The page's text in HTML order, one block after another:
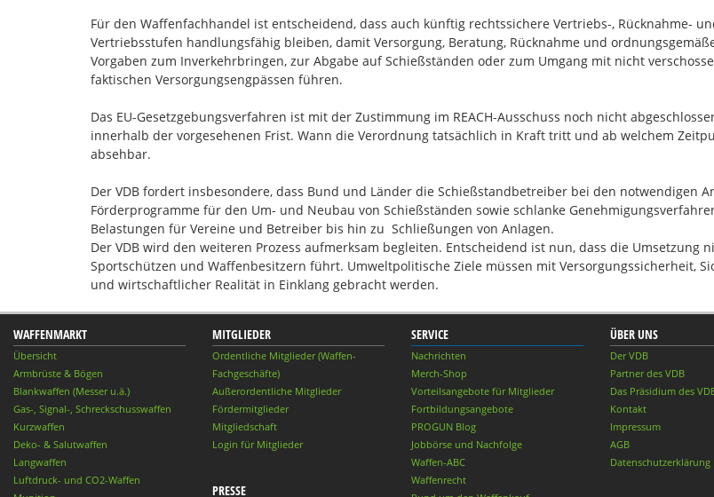
Für den Waffenfachhandel ist entscheidend, dass auch künftig rechtssichere Vertriebs-, Rücknahme-
Vertriebsstufen handlungsfähig bleiben, damit Versorgung, Beratung, Rücknahme und
Vorgaben zum Inverkehrbringen, zur Abgabe auf Schießständen oder zum Umgang mit nicht
faktischen Versorgungsengpässen führen.
Das EU-Gesetzgebungsverfahren ist mit der Zustimmung im REACH-Ausschuss noch nicht
innerhalb der vorgesehenen Frist. Wann die Verordnung tatsächlich in Kraft tritt und ab welchem
absehbar.
Der VDB fordert insbesondere, dass Bund und Länder die Schießstandbetreiber bei den notwendigen
Förderprogramme für den Um- und Neubau von Schießständen sowie schlanke
Belastungen für Vereine und Betreiber bis hin zu Schließungen von Anlagen.
Der VDB wird den weiteren Prozess aufmerksam begleiten. Entscheidend ist nun, dass die Umsetzung
Sportschützen und Waffenbesitzern führt. Umweltpolitische Ziele müssen mit Versorgungssicherheit,
und wirtschaftlicher Realität in Einklang gebracht werden.
WAFFENMARKT
Übersicht
Armbrüste & Bögen
Blankwaffen (Messer u.ä.)
Gas-, Signal-, Schreckschusswaffen
Kurzwaffen
Deko- & Salutwaffen
Langwaffen
Luftdruck- und CO2-Waffen
MITGLIEDER
Ordentliche Mitglieder (Waffen-
Fachgeschäfte)
Außerordentliche Mitglieder
Fördermitglieder
Mitgliedschaft
Login für Mitglieder
PRESSE
SERVICE
Nachrichten
Merch-Shop
Vorteilsangebote für Mitglieder
Fortbildungsangebote
PROGUN Blog
Jobbörse und Nachfolge
Waffen-ABC
Waffenrecht
ÜBER UNS
Der VDB
Partner des VDB
Das Präsidium des
Kontakt
Impressum
AGB
Datenschutzerklärung